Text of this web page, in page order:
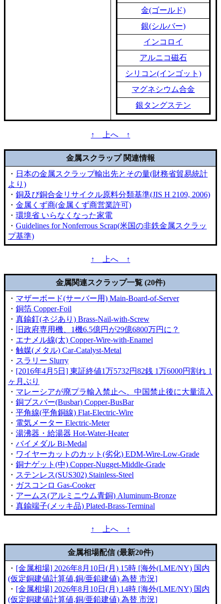
金(ゴールド)
銀(シルバー)
インコロイ
アルニコ磁石
シリコン(インゴット)
マグネシウム合金
銀タングステン
↑ 上へ ↑
金属スクラップ 関連情報
・ 日本の金属スクラップ輸出先とその量(財務省貿易統計
より)
・ 銅及び銅合金リサイクル原料分類基準(JIS H 2109, 2006)
・ 金属くず商(金属くず商営業許可)
・ 環境省 いらなくなった家電
・ Guidelines for Nonferrous Scrap(米国の非鉄金属スクラッ
プ基準)
↑ 上へ ↑
金属関連スクラップ一覧 (20件)
・ マザーボード(サーバー用) Main-Board-of-Server
・ 銅箔 Copper-Foil
・ 真鍮釘(ネジあり) Brass-Nail-with-Screw
・
旧政府専用機、1機6.5億円が29億6800万円に？
・ エナメル線(太) Copper-Wire-with-Enamel
・ 触媒(メタル) Car-Catalyst-Metal
・ スラリー Slurry
・ [2016年4月5日] 東証終値1万5732円82銭 1万6000円割れ 1
ヶ月ぶり
・ マレーシアが廃プラ輸入禁止へ、中国禁止後に大量流入
・ 銅ブスバー(Busbar) Copper-BusBar
・ 平角線(平角銅線) Flat-Electric-Wire
・ 電気メーター Electric-Meter
・ 湯沸器・給湯器 Hot-Water-Heater
・ バイメダル Bi-Medal
・ ワイヤーカットのカット(劣化) EDM-Wire-Low-Grade
・ 銅ナゲット(中) Copper-Nugget-Middle-Grade
・ ステンレス(SUS302) Stainless-Steel
・ ガスコンロ Gas-Cooker
・ アームス(アルミニウム青銅) Aluminum-Bronze
・ 真鍮端子(メッキ品) Plated-Brass-Terminal
↑ 上へ ↑
金属相場配信 (最新20件)
・ [金属相場] 2026年8月10日(月) 15時 [海外(LME/NY) 国内
(仮定銅建値計算値,銅/亜鉛建値) 為替 市況]
・ [金属相場] 2026年8月10日(月) 14時 [海外(LME/NY) 国内
(仮定銅建値計算値,銅/亜鉛建値) 為替 市況]